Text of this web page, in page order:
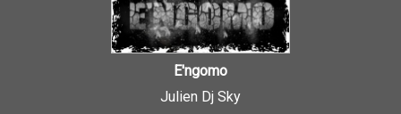
E'ngomo
Julien Dj Sky